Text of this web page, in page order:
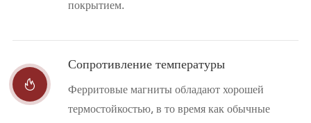
покрытием.

Сопротивление температуры
Ферритовые магниты обладают хорошей
термостойкостью, в то время как обычные